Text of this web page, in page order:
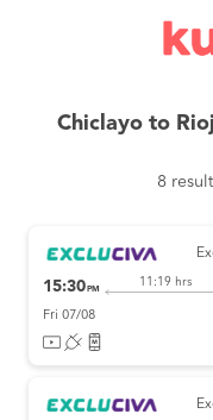
Chiclayo to
8
15:30 PM
11:19 hrs
Fri 07/08